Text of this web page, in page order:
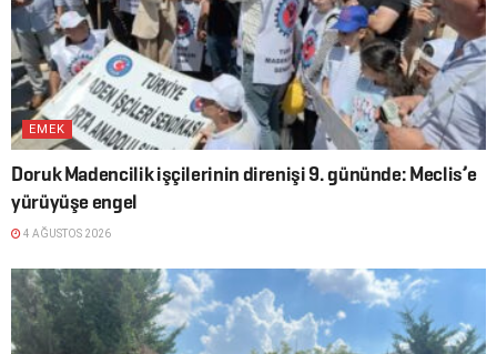
EMEK
Doruk Madencilik işçilerinin direnişi 9. gününde: Meclis’e
yürüyüşe engel
4 AĞUSTOS 2026